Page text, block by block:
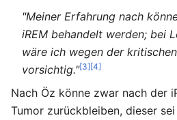
"Meiner Erfahrung nach
iREM behandelt werden; bei
wäre ich wegen der
vorsichtig."[3][4]
Nach Öz könne zwar nach der
Tumor zurückbleiben, dieser